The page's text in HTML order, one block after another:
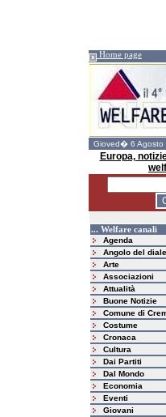
Home page
Gioved� 6 Agosto
Europa,
... Welfare canali
Agenda
Angolo del
Arte
Associazioni
Attualità
Buone Notizie
Comune di
Costume
Cronaca
Cultura
Dai Partiti
Dal Mondo
Economia
Eventi
Giovani